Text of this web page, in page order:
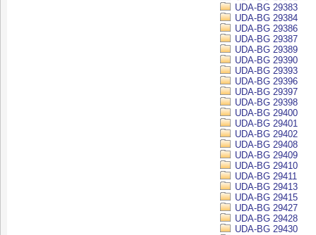
UDA-BG 29383
UDA-BG 29384
UDA-BG 29386
UDA-BG 29387
UDA-BG 29389
UDA-BG 29390
UDA-BG 29393
UDA-BG 29396
UDA-BG 29397
UDA-BG 29398
UDA-BG 29400
UDA-BG 29401
UDA-BG 29402
UDA-BG 29408
UDA-BG 29409
UDA-BG 29410
UDA-BG 29411
UDA-BG 29413
UDA-BG 29415
UDA-BG 29427
UDA-BG 29428
UDA-BG 29430